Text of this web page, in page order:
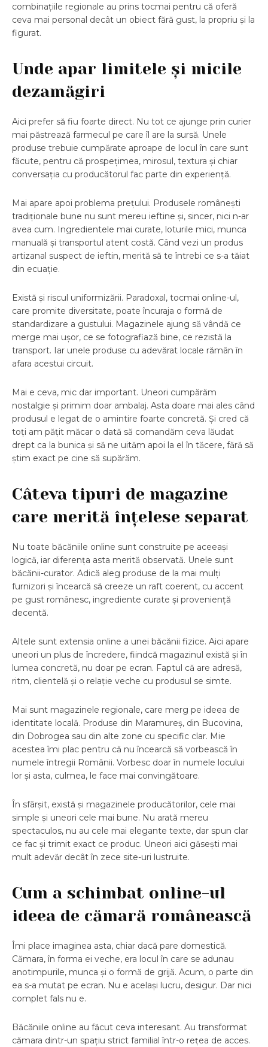
combinațiile regionale au prins tocmai pentru că oferă
ceva mai personal decât un obiect fără gust, la propriu și la
figurat.
Unde apar limitele și micile
dezamăgiri
Aici prefer să fiu foarte direct. Nu tot ce ajunge prin curier
mai păstrează farmecul pe care îl are la sursă. Unele
produse trebuie cumpărate aproape de locul în care sunt
făcute, pentru că prospețimea, mirosul, textura și chiar
conversația cu producătorul fac parte din experiență.
Mai apare apoi problema prețului. Produsele românești
tradiționale bune nu sunt mereu ieftine și, sincer, nici n-ar
avea cum. Ingredientele mai curate, loturile mici, munca
manuală și transportul atent costă. Când vezi un produs
artizanal suspect de ieftin, merită să te întrebi ce s-a tăiat
din ecuație.
Există și riscul uniformizării. Paradoxal, tocmai online-ul,
care promite diversitate, poate încuraja o formă de
standardizare a gustului. Magazinele ajung să vândă ce
merge mai ușor, ce se fotografiază bine, ce rezistă la
transport. Iar unele produse cu adevărat locale rămân în
afara acestui circuit.
Mai e ceva, mic dar important. Uneori cumpărăm
nostalgie și primim doar ambalaj. Asta doare mai ales când
produsul e legat de o amintire foarte concretă. Și cred că
toți am pățit măcar o dată să comandăm ceva lăudat
drept ca la bunica și să ne uităm apoi la el în tăcere, fără să
știm exact pe cine să supărăm.
Câteva tipuri de magazine
care merită înțelese separat
Nu toate băcăniile online sunt construite pe aceeași
logică, iar diferența asta merită observată. Unele sunt
băcănii-curator. Adică aleg produse de la mai mulți
furnizori și încearcă să creeze un raft coerent, cu accent
pe gust românesc, ingrediente curate și proveniență
decentă.
Altele sunt extensia online a unei băcănii fizice. Aici apare
uneori un plus de încredere, fiindcă magazinul există și în
lumea concretă, nu doar pe ecran. Faptul că are adresă,
ritm, clientelă și o relație veche cu produsul se simte.
Mai sunt magazinele regionale, care merg pe ideea de
identitate locală. Produse din Maramureș, din Bucovina,
din Dobrogea sau din alte zone cu specific clar. Mie
acestea îmi plac pentru că nu încearcă să vorbească în
numele întregii Românii. Vorbesc doar în numele locului
lor și asta, culmea, le face mai convingătoare.
În sfârșit, există și magazinele producătorilor, cele mai
simple și uneori cele mai bune. Nu arată mereu
spectaculos, nu au cele mai elegante texte, dar spun clar
ce fac și trimit exact ce produc. Uneori aici găsești mai
mult adevăr decât în zece site-uri lustruite.
Cum a schimbat online-ul
ideea de cămară românească
Îmi place imaginea asta, chiar dacă pare domestică.
Cămara, în forma ei veche, era locul în care se adunau
anotimpurile, munca și o formă de grijă. Acum, o parte din
ea s-a mutat pe ecran. Nu e același lucru, desigur. Dar nici
complet fals nu e.
Băcăniile online au făcut ceva interesant. Au transformat
cămara dintr-un spațiu strict familial într-o rețea de acces.